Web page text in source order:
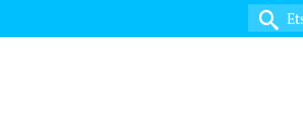
for: